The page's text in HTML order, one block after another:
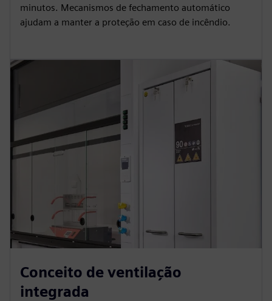
minutos. Mecanismos de fechamento automático
ajudam a manter a proteção em caso de incêndio.
Conceito de ventilação
integrada